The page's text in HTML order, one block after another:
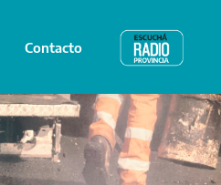
Contacto Radio Provincia